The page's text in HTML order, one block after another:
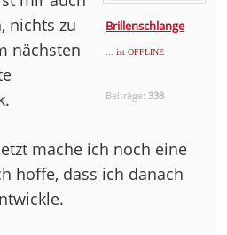
Brillenschlange
... ist OFFLINE
Beiträge:338
nichts zu
nächsten
mache ich noch eine
hoffe, dass ich danach